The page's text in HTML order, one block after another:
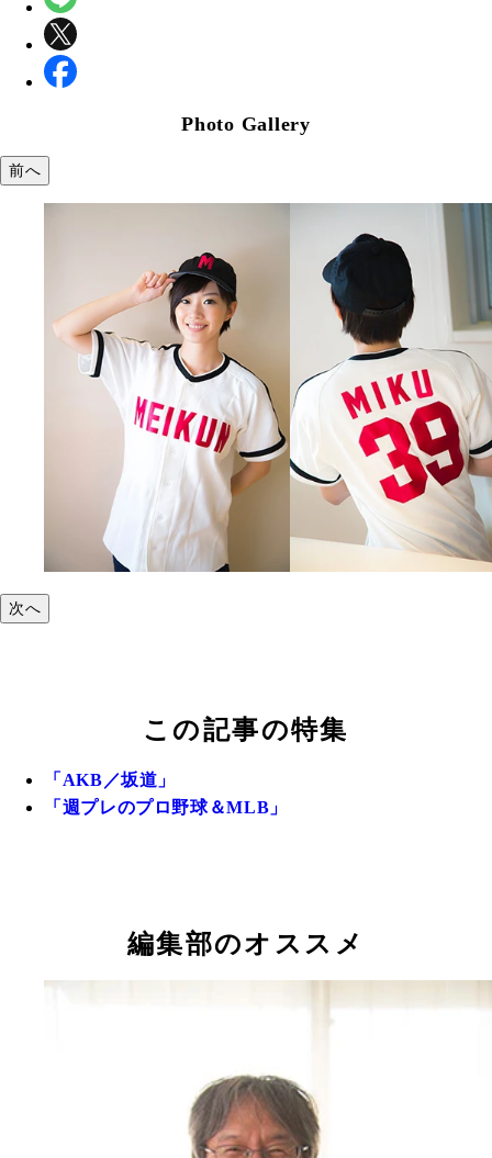
Photo Gallery
前へ
次へ
この記事の特集
「AKB／坂道」
「週プレのプロ野球＆MLB」
編集部のオススメ